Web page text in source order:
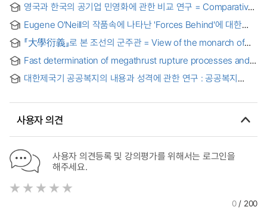
영국과 한국의 공기업 민영화에 관한 비교 연구 = Comparative
study on the privatization of Great Britain and South Korea
Eugene O'Neill의 작품속에 나타난 'Forces Behind'에 대한
연구 : Mourning becomes Electra, The great god brown,
Long day's journney into night를 중심으로 = (A) Study of
the 'Forces behind' in Eugene O'Neill's Plays
『大學衍義』로 본 조선의 군주관 = View of the monarch of
Fast determination of megathrust rupture processes and
an application to the great 2011 Tohoku-oki, Japan,
earthquake : 판의 섭입지역 대단층 파열과정의 역산 및 2011년
대한제국기 공공복지의 내용과 성격에 관한 연구 : 공공복지
and characteristics of public welfare delivery in modern
Empire
사용자 의견
사용자 의견등록 및 강의평가를 위해서는 로그인을
해주세요.
0/ 200